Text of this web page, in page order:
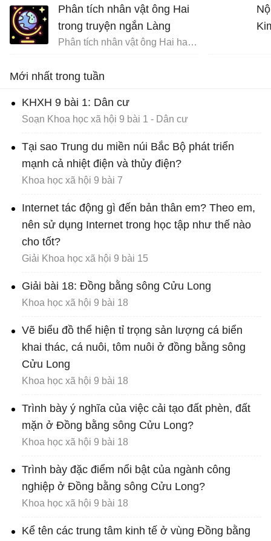
cùng ông về những ngày
tháng đi tản cư
Phân tích nhân vật ông Hai
trong truyện ngắn Làng
Phân tích nhân vật ông Hai hay nhất
Mới nhất trong tuần
KHXH 9 bài 1: Dân cư
Soạn Khoa học xã hội 9 bài 1 - Dân cư
Tại sao Trung du miền núi Bắc Bộ phát triển
mạnh cả nhiệt điện và thủy điện?
Khoa học xã hội 9 bài 7
Internet tác động gì đến bản thân em? Theo em,
nên sử dụng Internet trong học tập như thế nào
cho tốt?
Giải Khoa học xã hội 9 bài 15
Giải bài 18: Đồng bằng sông Cửu Long
Khoa học xã hội 9 bài 18
Vẽ biểu đồ thể hiện tỉ trọng sản lượng cá biển
khai thác, cá nuôi, tôm nuôi ở đồng bằng sông
Cửu Long
Khoa học xã hội 9 bài 18
Trình bày ý nghĩa của việc cải tạo đất phèn, đất
mặn ở Đồng bằng sông Cửu Long?
Khoa học xã hội 9 bài 18
Trình bày đặc điểm nổi bật của ngành công
nghiệp ở Đồng bằng sông Cửu Long?
Khoa học xã hội 9 bài 18
Kể tên các trung tâm kinh tế ở vùng Đồng bằng